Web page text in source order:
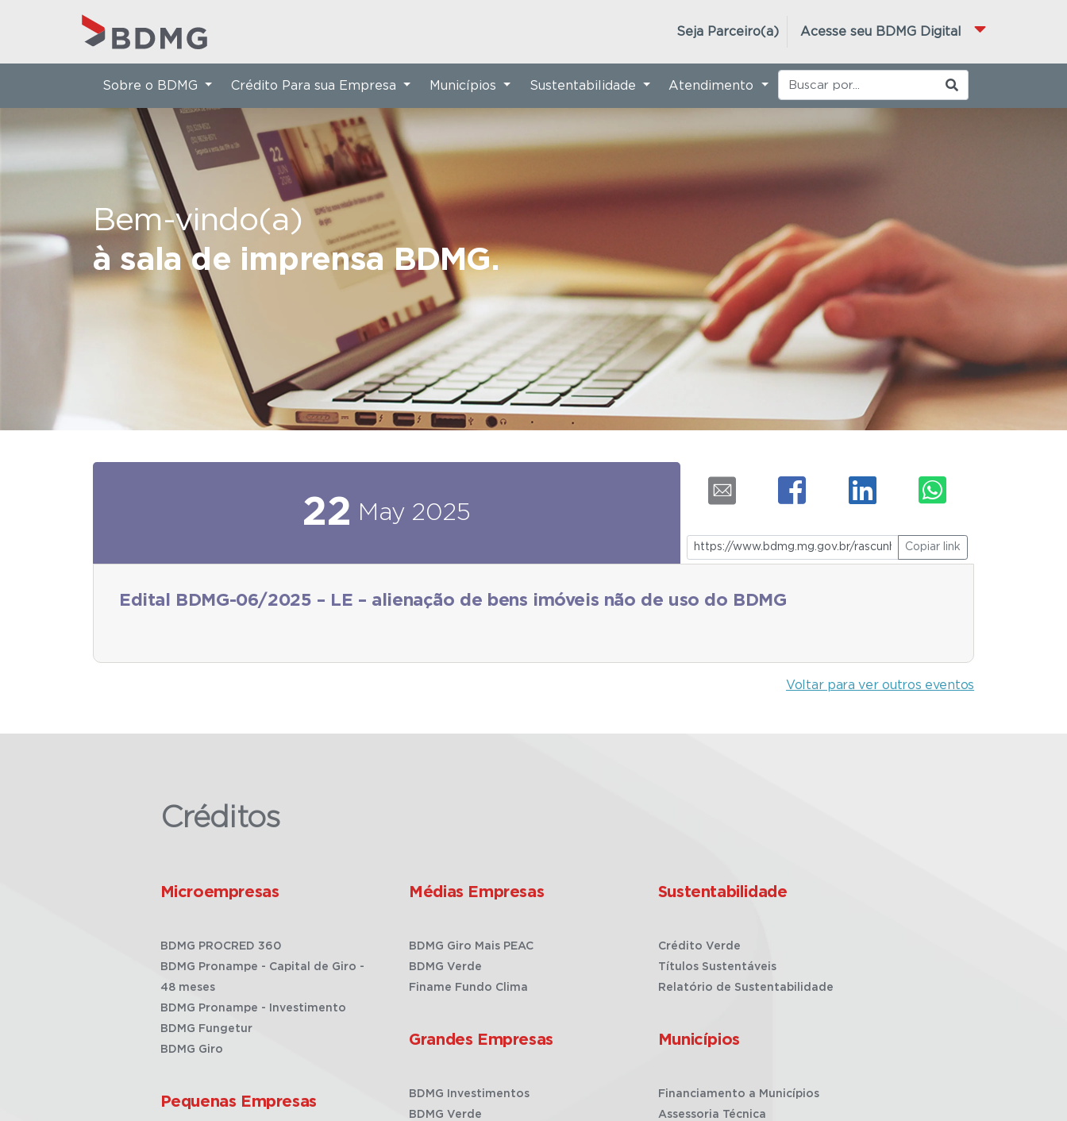
Acesse seu BDMG Digital
Seja Parceiro(a)
Bem-vindo(a)
à sala de imprensa BDMG.
Sobre o BDMG Crédito Para sua Empresa Municípios Sustentabilidade Atendimento
22 May 2025
Copiar link
Edital BDMG-06/2025 – LE – alienação de bens imóveis não de uso do BDMG
Voltar para ver outros eventos
Créditos
Microempresas
BDMG PROCRED 360
BDMG Pronampe - Capital de Giro -
48 meses
BDMG Pronampe - Investimento
BDMG Fungetur
BDMG Giro
Pequenas Empresas
Médias Empresas
BDMG Giro Mais PEAC
BDMG Verde
Finame Fundo Clima
Grandes Empresas
BDMG Investimentos
BDMG Verde
Sustentabilidade
Crédito Verde
Títulos Sustentáveis
Relatório de Sustentabilidade
Municípios
Financiamento a Municípios
Assessoria Técnica